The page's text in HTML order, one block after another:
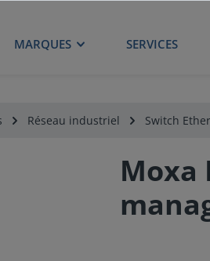
MARQUES SERVICES
Réseau industriel Switch
Moxa